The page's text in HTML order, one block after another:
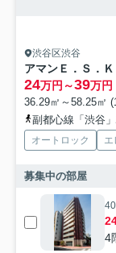
渋谷区渋谷
アマンＥ．Ｓ．
24万円～39万円
36.29㎡～58.25㎡
副都心線「渋谷
オートロック エ
募集中の部屋
4